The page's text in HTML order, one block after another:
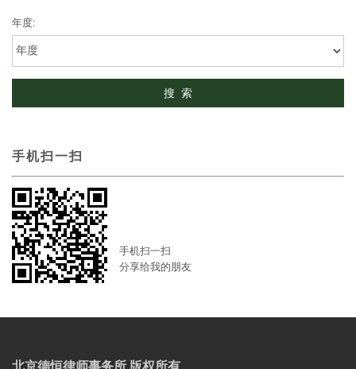
年度:
手机扫一扫
手机扫一扫
分享给我的朋友
北京德恒律师事务所 版权所有